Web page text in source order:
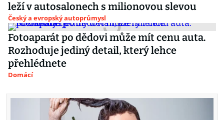
leží v autosalonech s milionovou slevou
Český a evropský autoprůmysl
Fotoaparát po dědovi může mít cenu auta.
Rozhoduje jediný detail, který lehce
přehlédnete
Domácí